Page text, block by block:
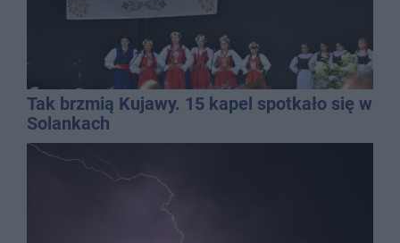
Tak brzmią Kujawy. 15 kapel spotkało się w
Solankach